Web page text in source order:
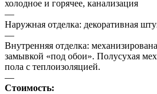
холодное и горячее, канализация
—
Наружная отделка: декоративная
—
Внутренняя отделка:
замывкой «под обои». Полусухая
пола с теплоизоляцией.
—
Стоимость: